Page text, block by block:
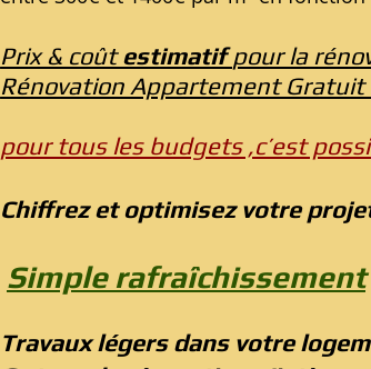
Prix & coût estimatif pour la
Rénovation Appartement Gratuit
pour tous les budgets ,c’est
Chiffrez et optimisez votre
Simple rafraîchissement
Travaux légers dans votre